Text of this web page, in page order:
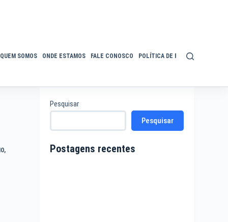
QUEM SOMOS ONDE ESTAMOS FALE CONOSCO POLÍTICA DE PRIVACIDADE
,
Pesquisar
Pesquisar
Postagens recentes